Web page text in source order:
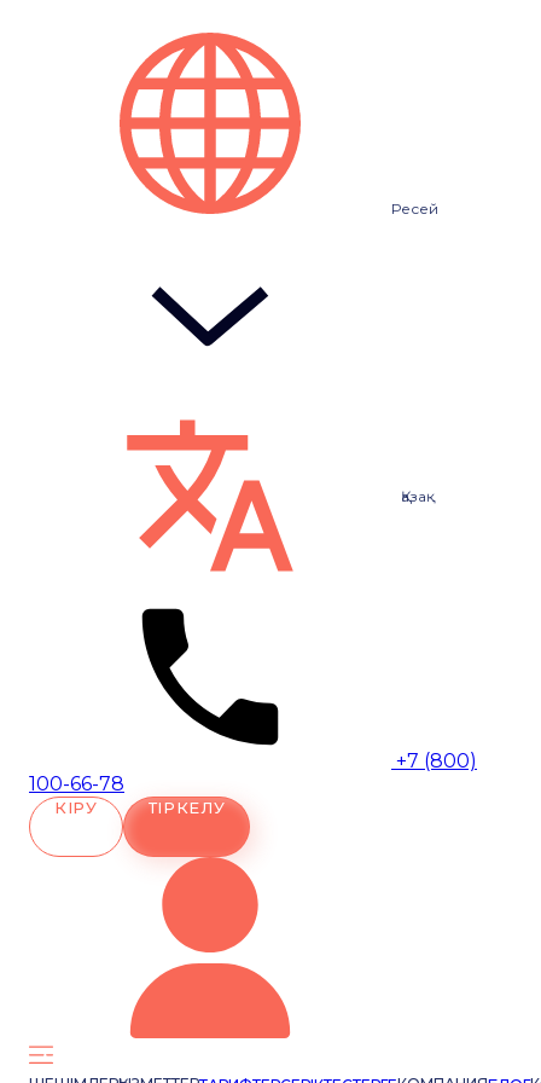
Ресей
Қазақ
+7 (800)
100-66-78
КІРУ ТІРКЕЛУ